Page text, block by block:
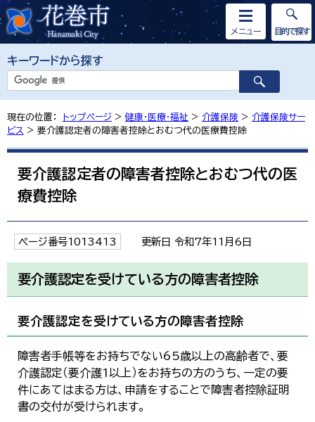
キーワードから探す
メニュー 目的で探す
現在の位置： トップページ > 健康・医療・福祉 > 介護保険 > 介護保険サー
ビス > 要介護認定者の障害者控除とおむつ代の医療費控除
要介護認定者の障害者控除とおむつ代の医
療費控除
ページ番号1013413 更新日 令和7年11月6日
要介護認定を受けている方の障害者控除
要介護認定を受けている方の障害者控除
障害者手帳等をお持ちでない65歳以上の高齢者で、要
介護認定（要介護1以上）をお持ちの方のうち、一定の要
件にあてはまる方は、申請をすることで障害者控除証明
書の交付が受けられます。